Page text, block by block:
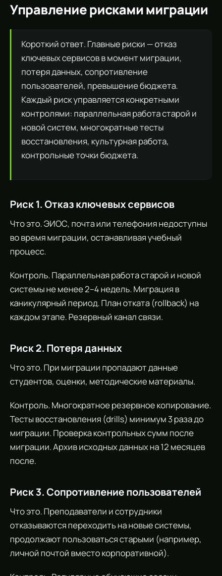
Управление рисками миграции
Короткий ответ. Главные риски — отказ
ключевых сервисов в момент миграции,
потеря данных, сопротивление
пользователей, превышение бюджета.
Каждый риск управляется конкретными
контролями: параллельная работа старой и
новой систем, многократные тесты
восстановления, культурная работа,
контрольные точки бюджета.
Риск 1. Отказ ключевых сервисов
Что это. ЭИОС, почта или телефония недоступны
во время миграции, останавливая учебный
процесс.
Контроль. Параллельная работа старой и новой
системы не менее 2–4 недель. Миграция в
каникулярный период. План отката (rollback) на
каждом этапе. Резервный канал связи.
Риск 2. Потеря данных
Что это. При миграции пропадают данные
студентов, оценки, методические материалы.
Контроль. Многократное резервное копирование.
Тесты восстановления (drills) минимум 3 раза до
миграции. Проверка контрольных сумм после
миграции. Архив исходных данных на 12 месяцев
после.
Риск 3. Сопротивление пользователей
Что это. Преподаватели и сотрудники
отказываются переходить на новые системы,
продолжают пользоваться старыми (например,
личной почтой вместо корпоративной).